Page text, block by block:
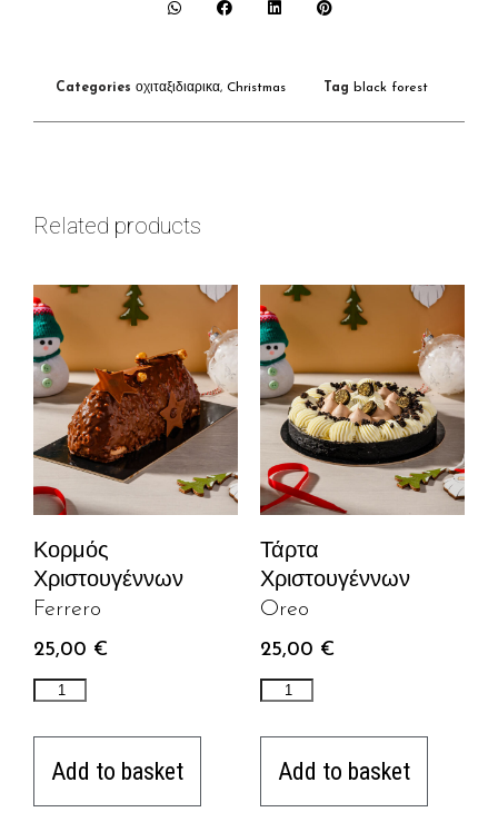
Categories οχιταξιδιαρικα, Christmas Tag black forest
Related products
Κορμός
Χριστουγέννων
Ferrero
25,00 €
Add to basket
Τάρτα
Χριστουγέννων
Oreo
25,00 €
Add to basket